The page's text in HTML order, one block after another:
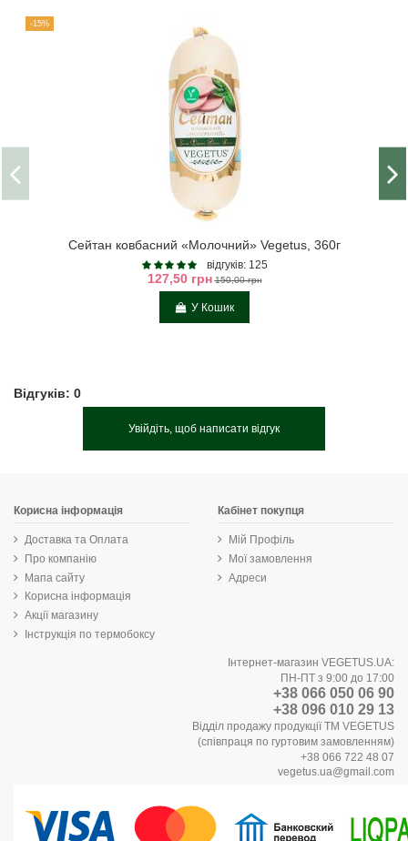
-15%
Сейтан ковбасний «Молочний» Vegetus, 360г
відгуків: 125
127,50 грн 150,00 грн
У Кошик
Відгуків: 0
Увійдіть, щоб написати відгук
Корисна інформація
Доставка та Оплата
Про компанію
Мапа сайту
Корисна інформація
Акції магазину
Інструкція по термобоксу
Кабінет покупця
Мій Профіль
Мої замовлення
Адреси
Інтернет-магазин VEGETUS.UA:
ПН-ПТ з 9:00 до 17:00
+38 066 050 06 90
+38 096 010 29 13
Відділ продажу продукції ТМ VEGETUS
(співпраця по гуртовим замовленням)
+38 066 722 48 07
vegetus.ua@gmail.com